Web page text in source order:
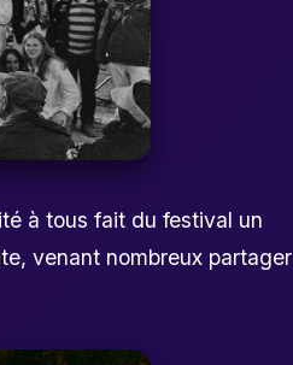
à tous fait du festival un
venant nombreux partager